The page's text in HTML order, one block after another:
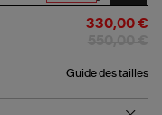
330,00 €
Guide des tailles